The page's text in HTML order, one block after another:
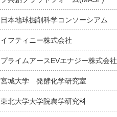
日本地球掘削科学コンソーシアム
イフティニー株式会社
プライムアースEVエナジー株式会社
宮城大学 発酵化学研究室
東北大学大学院農学研究科